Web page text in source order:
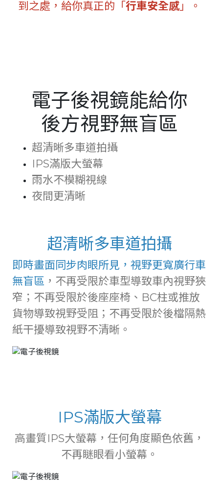
Romania
Taiwan
Thailand
Ukraine
United Kingdom
United States
Vietnam
到之處，給你真正的「 行車安全感」。
電子後視鏡能給你
後方視野無盲區
超清晰多車道拍攝
IPS滿版大螢幕
雨水不模糊視線
夜間更清晰
超清晰多車道拍攝
即時畫面同步肉眼所見，視野更寬廣行車
無盲區 ，不再受限於車型導致車內視野狹
窄；不再受限於後座座椅、BC柱或推放
貨物導致視野受阻；不再受限於後檔隔熱
紙干擾導致視野不清晰。
IPS滿版大螢幕
高畫質IPS大螢幕，任何角度顯色依舊，
不再瞇眼看小螢幕。